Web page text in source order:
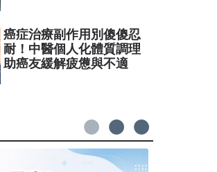
癌症治療副作用別傻傻忍
耐！中醫個人化體質調理
助癌友緩解疲憊與不適